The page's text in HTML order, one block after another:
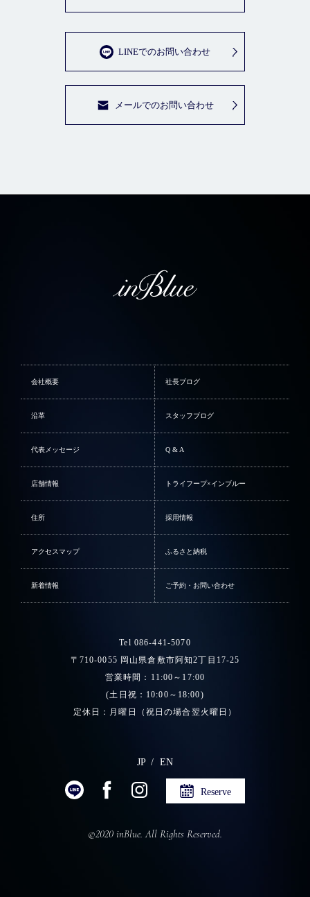
LINEでのお問い合わせ
メールでのお問い合わせ
会社概要 社長ブログ
沿革 スタッフブログ
代表メッセージ Q & A
店舗情報 トライフープ×インブルー
住所 採用情報
アクセスマップ ふるさと納税
新着情報 ご予約・お問い合わせ
Tel 086-441-5070
〒710-0055 岡山県倉敷市阿知2丁目17-25
営業時間：11:00～17:00
(土日祝：10:00～18:00)
定休日：月曜日（祝日の場合翌火曜日）
JP EN
Reserve
©2020 inBlue. All Rights Reserved.